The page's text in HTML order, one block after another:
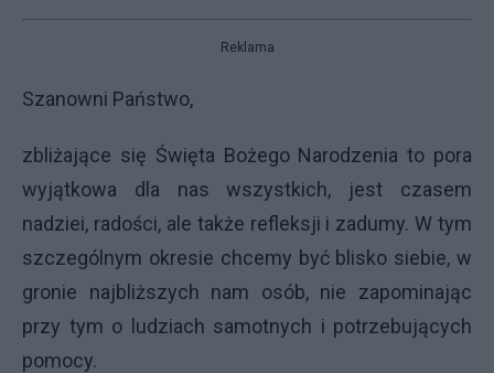
Reklama
Szanowni Państwo,
zbliżające się Święta Bożego Narodzenia to pora
wyjątkowa dla nas wszystkich, jest czasem
nadziei, radości, ale także refleksji i zadumy. W tym
szczególnym okresie chcemy być blisko siebie, w
gronie najbliższych nam osób, nie zapominając
przy tym o ludziach samotnych i potrzebujących
pomocy.